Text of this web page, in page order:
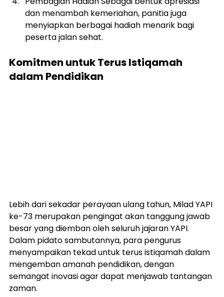
dan menambah kemeriahan, panitia juga
menyiapkan berbagai hadiah menarik bagi
peserta jalan sehat.
Komitmen untuk Terus Istiqamah
dalam Pendidikan
Lebih dari sekadar perayaan ulang tahun, Milad YAPI
ke-73 merupakan pengingat akan tanggung jawab
besar yang diemban oleh seluruh jajaran YAPI.
Dalam pidato sambutannya, para pengurus
menyampaikan tekad untuk terus istiqamah dalam
mengemban amanah pendidikan, dengan
semangat inovasi agar dapat menjawab tantangan
zaman.